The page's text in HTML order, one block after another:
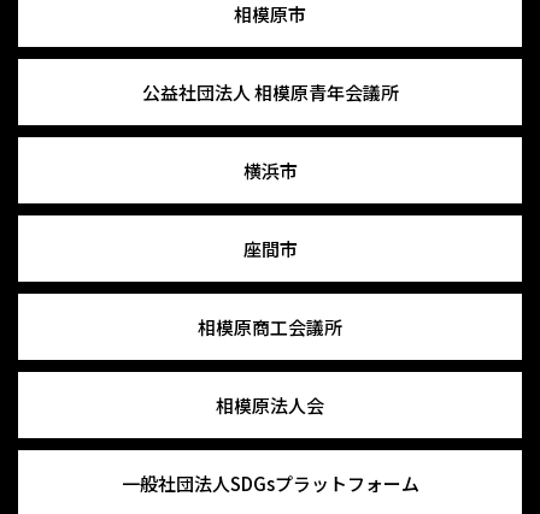
相模原市
公益社団法人 相模原青年会議所
横浜市
座間市
相模原商工会議所
相模原法人会
一般社団法人SDGsプラットフォーム